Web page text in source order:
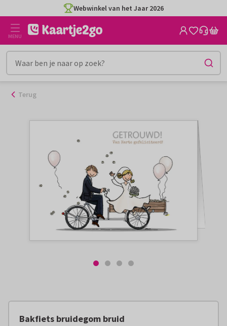
naar
inhoud
Webwinkel van het Jaar 2026
MENU
Terug
Bakfiets bruidegom bruid